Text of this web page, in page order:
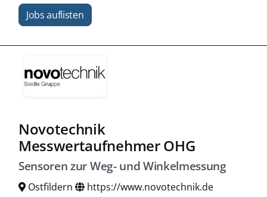
Jobs auflisten
Novotechnik
Messwertaufnehmer OHG
Sensoren zur Weg- und Winkelmessung
Ostfildern https://www.novotechnik.de